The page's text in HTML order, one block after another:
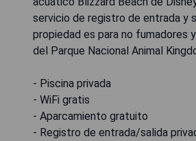
servicio de registro de entrada y
propiedad es para no fumadores
del Parque Nacional Animal
- Piscina privada
- WiFi gratis
- Aparcamiento gratuito
- Registro de entrada/salida